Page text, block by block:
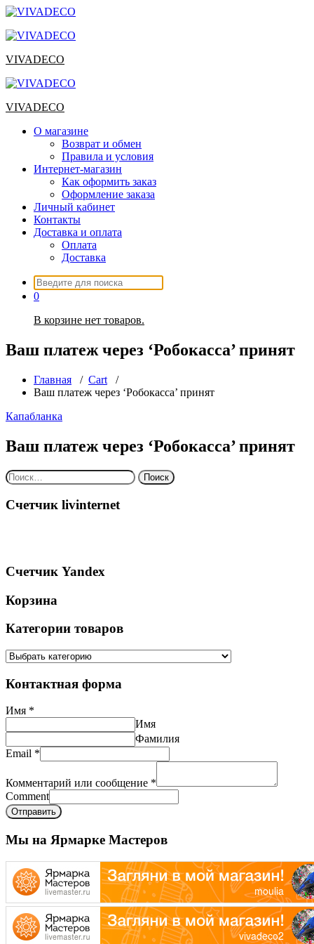
Перейти
содержимому
VIVADECO
VIVADECO
О магазине
Возврат и обмен
Правила и условия
Интернет-магазин
Как оформить заказ
Оформление заказа
Личный кабинет
Контакты
Доставка и оплата
Оплата
Доставка
Искать:
0
В корзине нет товаров.
Ваш платеж через ‘Робокасса’ принят
Главная / Cart /
Ваш платеж через ‘Робокасса’ принят
Капабланка
Ваш платеж через ‘Робокасса’ принят
Найти:
Счетчик livinternet
Счетчик Yandex
Корзина
Категории товаров
Контактная форма
Имя *
Имя
Фамилия
Email *
Комментарий или сообщение *
Comment
Отправить
Мы на Ярмарке Мастеров